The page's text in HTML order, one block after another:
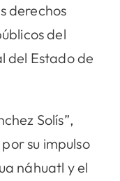
derechos
del
del Estado de
Solís”,
su impulso
náhuatl y el